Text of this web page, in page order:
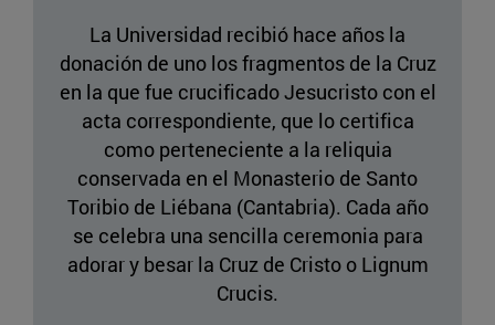
La Universidad recibió hace años la
donación de uno los fragmentos de la Cruz
en la que fue crucificado Jesucristo con el
acta correspondiente, que lo certifica
como perteneciente a la reliquia
conservada en el Monasterio de Santo
Toribio de Liébana (Cantabria). Cada año
se celebra una sencilla ceremonia para
adorar y besar la Cruz de Cristo o Lignum
Crucis.